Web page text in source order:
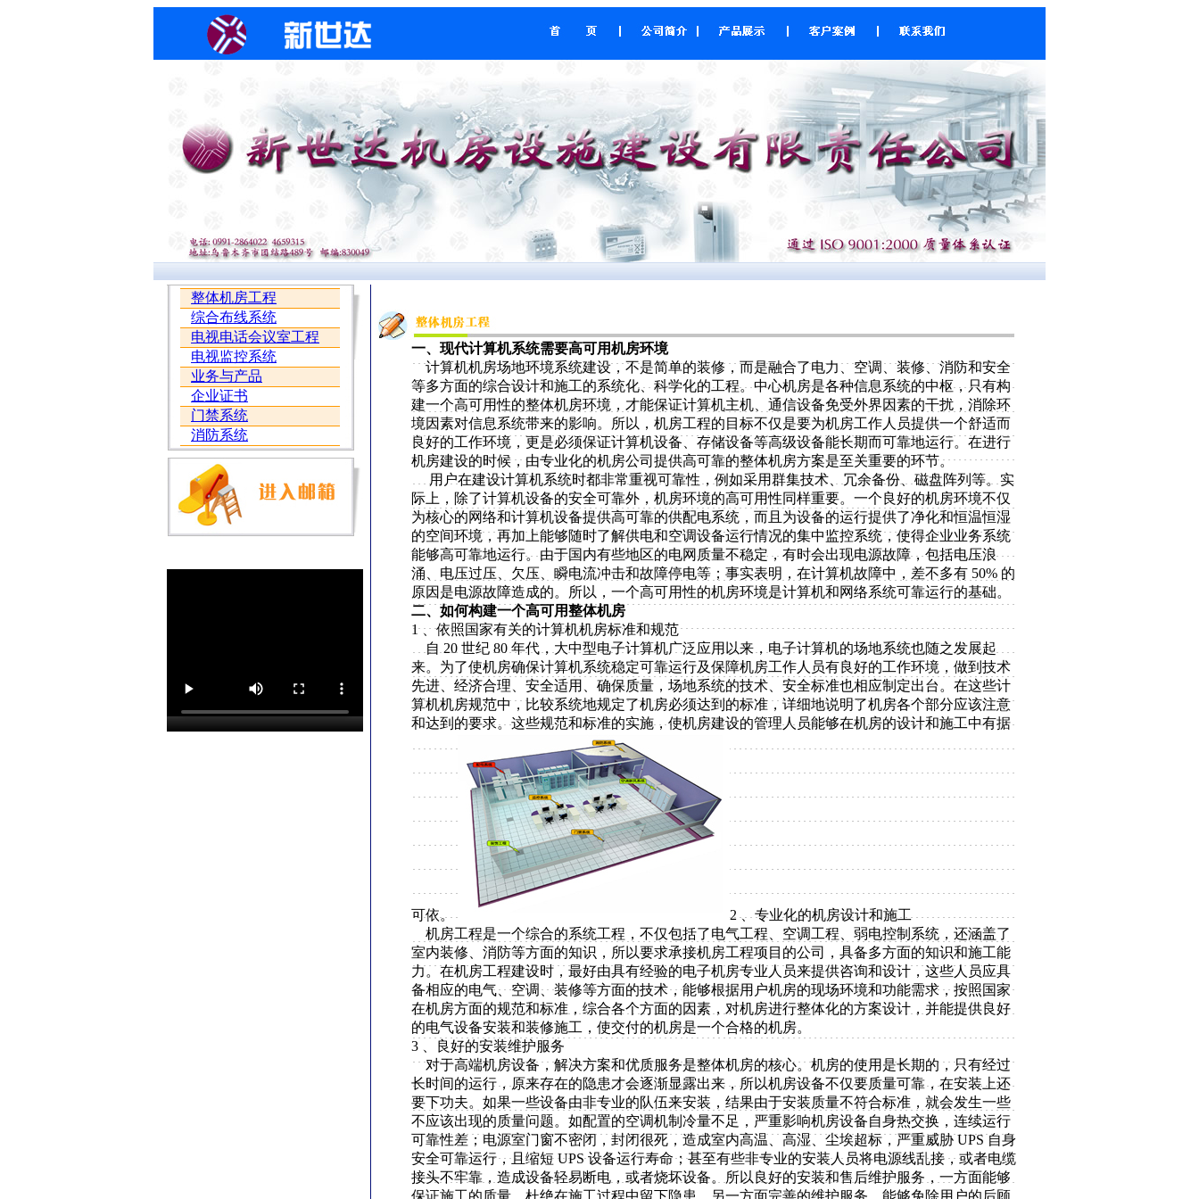
整体机房工程
综合布线系统
电视电话会议室工程
电视监控系统
业务与产品
企业证书
门禁系统
消防系统
一、现代计算机系统需要高可用机房环境
计算机机房场地环境系统建设，不是简单的装修，而是融合了电力、空调、装修、消防和安全
等多方面的综合设计和施工的系统化、科学化的工程。中心机房是各种信息系统的中枢，只有构
建一个高可用性的整体机房环境，才能保证计算机主机、通信设备免受外界因素的干扰，消除环
境因素对信息系统带来的影响。所以，机房工程的目标不仅是要为机房工作人员提供一个舒适而
良好的工作环境，更是必须保证计算机设备、存储设备等高级设备能长期而可靠地运行。在进行
机房建设的时候，由专业化的机房公司提供高可靠的整体机房方案是至关重要的环节。
用户在建设计算机系统时都非常重视可靠性，例如采用群集技术、冗余备份、磁盘阵列等。实
际上，除了计算机设备的安全可靠外，机房环境的高可用性同样重要。一个良好的机房环境不仅
为核心的网络和计算机设备提供高可靠的供配电系统，而且为设备的运行提供了净化和恒温恒湿
的空间环境，再加上能够随时了解供电和空调设备运行情况的集中监控系统，使得企业业务系统
能够高可靠地运行。由于国内有些地区的电网质量不稳定，有时会出现电源故障，包括电压浪
涌、电压过压、欠压、瞬电流冲击和故障停电等；事实表明，在计算机故障中，差不多有 50% 的
原因是电源故障造成的。所以，一个高可用性的机房环境是计算机和网络系统可靠运行的基础。
二、如何构建一个高可用整体机房
1 、依照国家有关的计算机机房标准和规范
自 20 世纪 80 年代，大中型电子计算机广泛应用以来，电子计算机的场地系统也随之发展起
来。为了使机房确保计算机系统稳定可靠运行及保障机房工作人员有良好的工作环境，做到技术
先进、经济合理、安全适用、确保质量，场地系统的技术、安全标准也相应制定出台。在这些计
算机机房规范中，比较系统地规定了机房必须达到的标准，详细地说明了机房各个部分应该注意
和达到的要求。这些规范和标准的实施，使机房建设的管理人员能够在机房的设计和施工中有据
可依。
2 、专业化的机房设计和施工
机房工程是一个综合的系统工程，不仅包括了电气工程、空调工程、弱电控制系统，还涵盖了
室内装修、消防等方面的知识，所以要求承接机房工程项目的公司，具备多方面的知识和施工能
力。在机房工程建设时，最好由具有经验的电子机房专业人员来提供咨询和设计，这些人员应具
备相应的电气、空调、装修等方面的技术，能够根据用户机房的现场环境和功能需求，按照国家
在机房方面的规范和标准，综合各个方面的因素，对机房进行整体化的方案设计，并能提供良好
的电气设备安装和装修施工，使交付的机房是一个合格的机房。
3 、良好的安装维护服务
对于高端机房设备，解决方案和优质服务是整体机房的核心。机房的使用是长期的，只有经过
长时间的运行，原来存在的隐患才会逐渐显露出来，所以机房设备不仅要质量可靠，在安装上还
要下功夫。如果一些设备由非专业的队伍来安装，结果由于安装质量不符合标准，就会发生一些
不应该出现的质量问题。如配置的空调机制冷量不足，严重影响机房设备自身热交换，连续运行
可靠性差；电源室门窗不密闭，封闭很死，造成室内高温、高湿、尘埃超标，严重威胁 UPS 自身
安全可靠运行，且缩短 UPS 设备运行寿命；甚至有些非专业的安装人员将电源线乱接，或者电缆
接头不牢靠，造成设备轻易断电，或者烧坏设备。所以良好的安装和售后维护服务，一方面能够
保证施工的质量，杜绝在施工过程中留下隐患，另一方面完善的维护服务，能够免除用户的后顾